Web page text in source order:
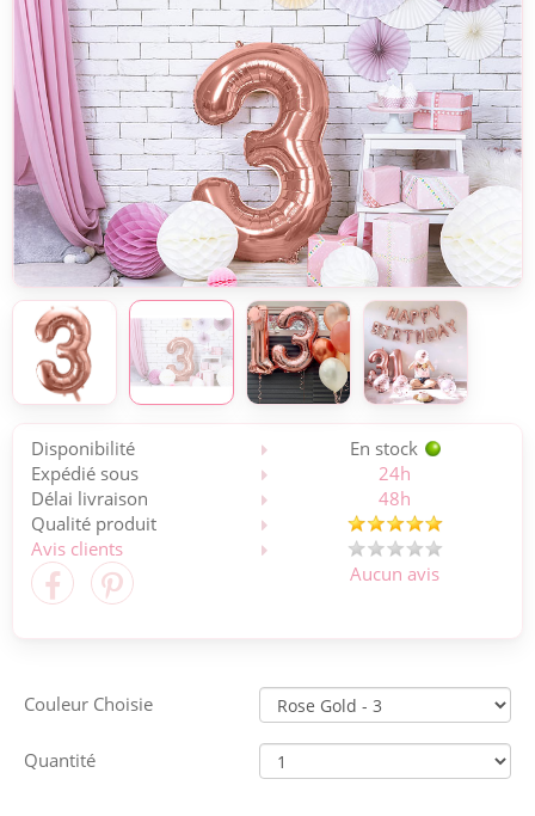
Disponibilité
En stock
Expédié sous
24h
Délai livraison
48h
Qualité produit
Avis clients
Aucun avis
Couleur Choisie
Quantité